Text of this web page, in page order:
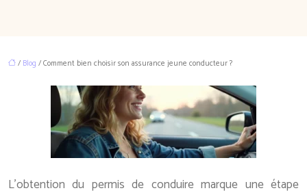
/ Blog / Comment bien choisir son assurance jeune conducteur ?
L’obtention du permis de conduire marque une étape